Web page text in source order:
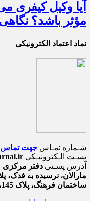
آیا وکیل کیفری
مؤثر باشد؟
نماد اعتماد الکترونیکی
شـماره تمـاس جهت تماس
پسـت الـکترونیـکی
آدرس پسـتی دفتر مرکزی
ساختمان فرهنگ، پلاک 145، طبقه دوم